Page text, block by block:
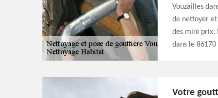
Vouzailles
de nettoyer
des mini prix.
dans le 86170
Votre